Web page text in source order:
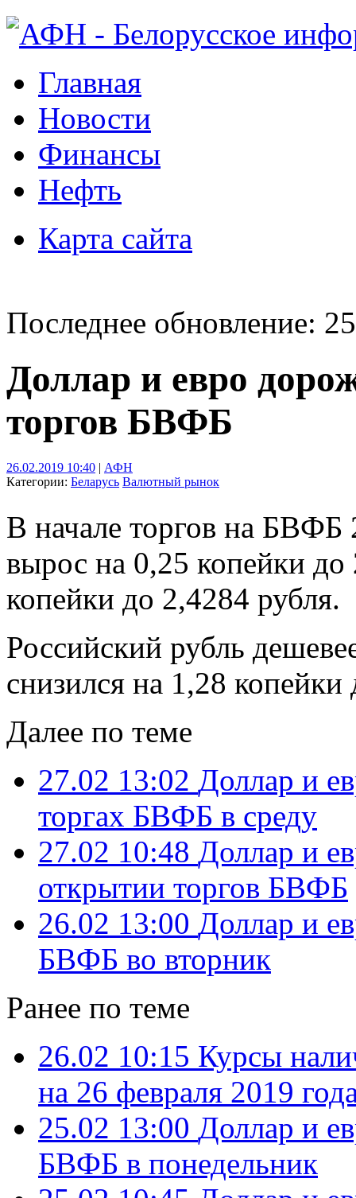
Главная
Новости
Финансы
Нефть
Карта сайта
Последнее обновление:
Доллар и евро
торгов БВФБ
26.02.2019 10:40 | АФН
Категории: Беларусь Валютный рынок
В начале торгов на БВФБ
вырос на 0,25 копейки
копейки до 2,4284 рубля.
Российский рубль
снизился на 1,28
Далее по теме
27.02 13:02 Доллар и
торгах БВФБ в среду
27.02 10:48 Доллар и
открытии торгов БВФБ
26.02 13:00 Доллар и
БВФБ во вторник
Ранее по теме
26.02 10:15 Курсы
на 26 февраля 2019
25.02 13:00 Доллар и
БВФБ в понедельник